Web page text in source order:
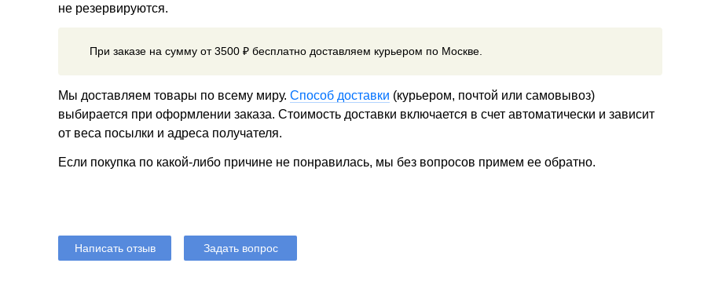
не резервируются.
При заказе на сумму от 3500 ₽ бесплатно доставляем курьером по Москве.
Мы доставляем товары по всему миру. Способ доставки (курьером, почтой или самовывоз)
выбирается при оформлении заказа. Стоимость доставки включается в счет автоматически и зависит
от веса посылки и адреса получателя.
Если покупка по какой-либо причине не понравилась, мы без вопросов примем ее обратно.
Написать отзыв Задать вопрос